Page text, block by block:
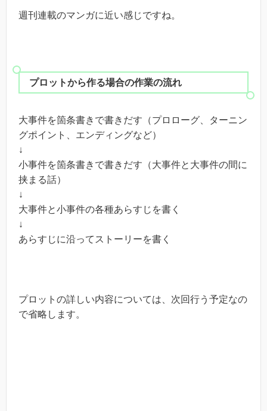
週刊連載のマンガに近い感じですね。
プロットから作る場合の作業の流れ
大事件を箇条書きで書きだす（プロローグ、ターニン
グポイント、エンディングなど）
↓
小事件を箇条書きで書きだす（大事件と大事件の間に
挟まる話）
↓
大事件と小事件の各種あらすじを書く
↓
あらすじに沿ってストーリーを書く
プロットの詳しい内容については、次回行う予定なの
で省略します。